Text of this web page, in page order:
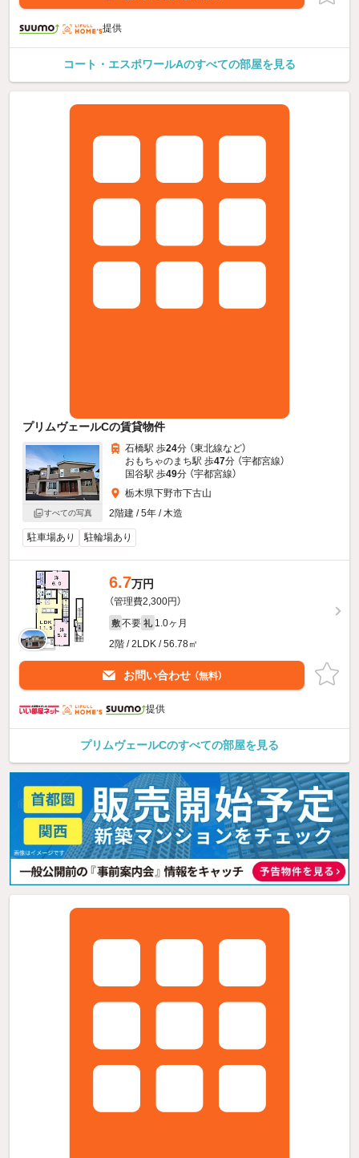
提供
コート・エスポワールAのすべての部屋を見る
プリムヴェールCの賃貸物件
すべての写真
石橋駅 歩24分 （東北線など）
おもちゃのまち駅 歩47分 （宇都宮線）
国谷駅 歩49分 （宇都宮線）
栃木県下野市下古山
2階建 / 5年 / 木造
駐車場あり 駐輪場あり
6.7万円
（管理費2,300円）
敷 不要 礼 1.0ヶ月
2階 / 2LDK / 56.78㎡
お問い合わせ （無料）
提供
プリムヴェールCのすべての部屋を見る